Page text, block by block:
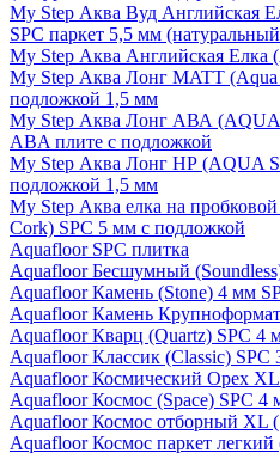
My Step Аква Вуд Английская
SPC паркет 5,5 мм
My Step Аква Английская Елка
My Step Аква Лонг MATT
подложкой 1,5 мм
My Step Аква Лонг АВА (AQUA
ABA плите с подложкой
My Step Аква Лонг НР (AQUA
подложкой 1,5 мм
My Step Аква елка на
Cork) SPC 5 мм с подложкой
Aquafloor SPC плитка
Aquafloor Бесшумный
Aquafloor Камень (Stone) 4 мм
Aquafloor Камень
Aquafloor Кварц (Quartz) SPC 4
Aquafloor Классик (Classic) SPC
Aquafloor Космический Орех
Aquafloor Космос (Space) SPC 4
Aquafloor Космос отборный XL
Aquafloor Космос паркет легкий